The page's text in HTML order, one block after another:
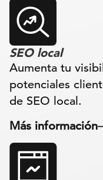
SEO local
Aumenta tu
potenciales
de SEO local.
Más información